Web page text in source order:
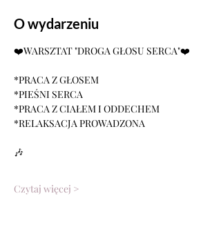
O wydarzeniu
❤️WARSZTAT "DROGA GŁOSU SERCA"❤️
*PRACA Z GŁOSEM
*PIEŚNI SERCA
*PRACA Z CIAŁEM I ODDECHEM
*RELAKSACJA PROWADZONA
🎶
Czytaj więcej >